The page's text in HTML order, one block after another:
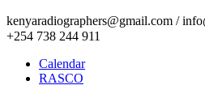
kenyaradiographers@gmail.com /
+254 738 244 911
Calendar
RASCO